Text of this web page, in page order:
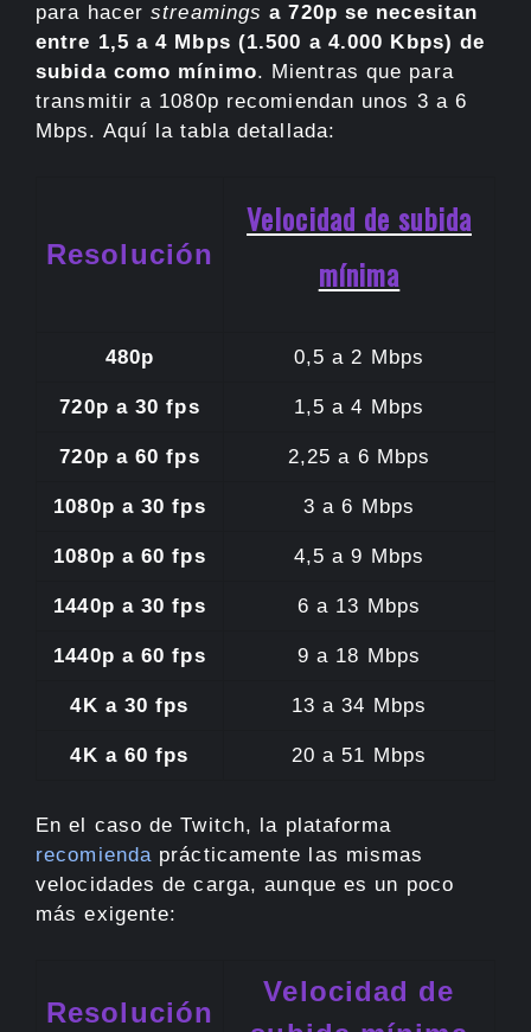
para hacerstreamings a 720p se necesitan
entre 1,5 a 4 Mbps (1.500 a 4.000 Kbps) de
subida como mínimo. Mientras que para
transmitir a 1080p recomiendan unos 3 a 6
Mbps. Aquí la tabla detallada:
Resolución
Velocidad de subida
mínima
480p 0,5 a 2 Mbps
720p a 30 fps 1,5 a 4 Mbps
720p a 60 fps 2,25 a 6 Mbps
1080p a 30 fps 3 a 6 Mbps
1080p a 60 fps 4,5 a 9 Mbps
1440p a 30 fps 6 a 13 Mbps
1440p a 60 fps 9 a 18 Mbps
4K a 30 fps 13 a 34 Mbps
4K a 60 fps 20 a 51 Mbps
En el caso de Twitch, la plataforma
recomienda prácticamente las mismas
velocidades de carga, aunque es un poco
más exigente:
Resolución
Velocidad de